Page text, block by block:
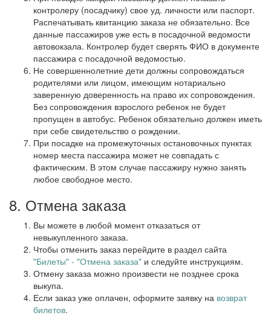
контролеру (посадчику) свое уд. личности или паспорт.
Распечатывать квитанцию заказа не обязательно. Все
данные пассажиров уже есть в посадочной ведомости
автовокзала. Контролер будет сверять ФИО в документе
пассажира с посадочной ведомостью.
Не совершеннолетние дети должны сопровождаться
родителями или лицом, имеющим нотариально
заверенную доверенность на право их сопровождения.
Без сопровождения взрослого ребенок не будет
пропущен в автобус. Ребенок обязательно должен иметь
при себе свидетельство о рождении.
При посадке на промежуточных остановочных пунктах
номер места пассажира может не совпадать с
фактическим. В этом случае пассажиру нужно занять
любое свободное место.
8. Отмена заказа
Вы можете в любой момент отказаться от
невыкупленного заказа.
Чтобы отменить заказ перейдите в раздел сайта
"Билеты" - "Отмена заказа" и следуйте инструкциям.
Отмену заказа можно произвести не позднее срока
выкупа.
Если заказ уже оплачен, оформите заявку на возврат
билетов.